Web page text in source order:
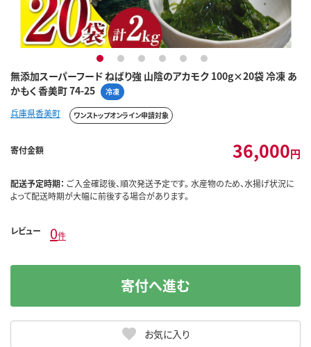
無添加スーパーフード ねばり強 山陰のアカモク 100g×20袋 冷凍 あ
かもく 香美町 74-25
冷凍
1 2 3 4 5 6
兵庫県香美町 ワンストップオンライン申請対象
寄付金額 36,000円
配送予定時期： ご入金確認後、順次発送予定です。 水産物のため、水揚げ状況に
よって配送時期が大幅に前後する場合があります。
レビュー 0件
お気に入り
寄付へ進む